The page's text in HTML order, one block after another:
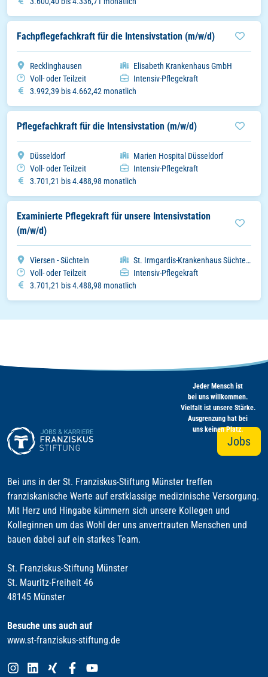
Fachpflegefachkraft für die Intensivstation (m/w/d)
Stadt
Recklinghausen Organisation
Elisabeth Krankenhaus GmbH
Arbeitszeitmodell
Voll- oder Teilzeit Einsatzbereich
Intensiv-Pflegekraft
Gehalt
3.992,39 bis 4.662,42 monatlich
Pflegefachkraft für die Intensivstation (m/w/d)
Stadt
Düsseldorf Organisation
Marien Hospital Düsseldorf
Arbeitszeitmodell
Voll- oder Teilzeit Einsatzbereich
Intensiv-Pflegekraft
Gehalt
3.701,21 bis 4.488,98 monatlich
Examinierte Pflegekraft für unsere Intensivstation
(m/w/d)
Stadt
Viersen - Süchteln Organisation
St. Irmgardis-Krankenhaus Süchteln GmbH
Arbeitszeitmodell
Voll- oder Teilzeit Einsatzbereich
Intensiv-Pflegekraft
Gehalt
3.701,21 bis 4.488,98 monatlich
Jeder Mensch ist
bei uns willkommen.
Vielfalt ist unsere Stärke.
Ausgrenzung hat bei
uns keinen Platz.
Jobs
Bei uns in der St. Franziskus-Stiftung Münster treffen
franziskanische Werte auf erstklassige medizinische Versorgung.
Mit Herz und Hingabe kümmern sich unsere Kollegen und
Kolleginnen um das Wohl der uns anvertrauten Menschen und
bauen dabei auf ein starkes Team.
St. Franziskus-Stiftung Münster
St. Mauritz-Freiheit 46
48145 Münster
Besuche uns auch auf
www.st-franziskus-stiftung.de